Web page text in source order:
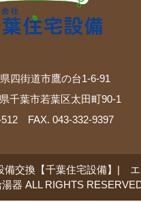
四街道市鷹の台1-6-91
千葉市若葉区太田町90-1
512 FAX. 043-332-9397
備交換【千葉住宅設備】|
器 ALL RIGHTS